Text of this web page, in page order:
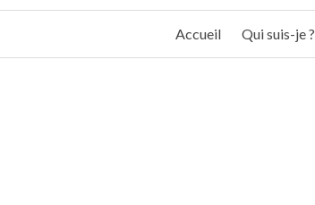
Accueil Qui suis-je ?